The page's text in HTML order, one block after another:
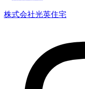
株式会社光英住宅